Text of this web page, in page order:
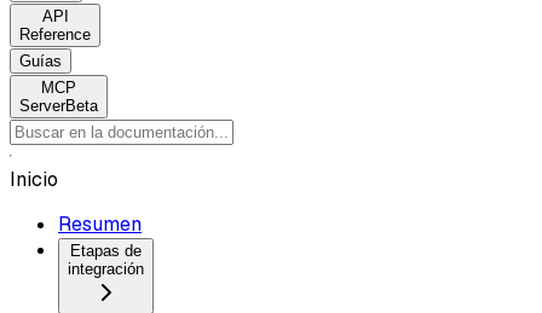
API
Reference
Guías
MCP
ServerBeta
Inicio
Resumen
Etapas de
integración